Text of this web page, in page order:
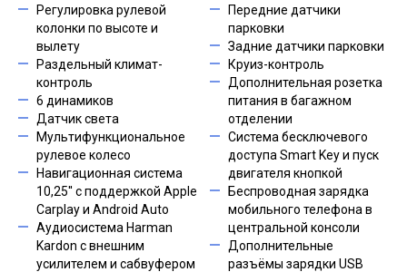
Регулировка рулевой
колонки по высоте и
вылету
Раздельный климат-
контроль
6 динамиков
Датчик света
Мультифункциональное
рулевое колесо
Навигационная система
10,25'' с поддержкой Apple
Carplay и Android Auto
Аудиосистема Harman
Kardon с внешним
усилителем и сабвуфером
Передние датчики
парковки
Задние датчики парковки
Круиз-контроль
Дополнительная розетка
питания в багажном
отделении
Система бесключевого
доступа Smart Key и пуск
двигателя кнопкой
Беспроводная зарядка
мобильного телефона в
центральной консоли
Дополнительные
разъёмы зарядки USB